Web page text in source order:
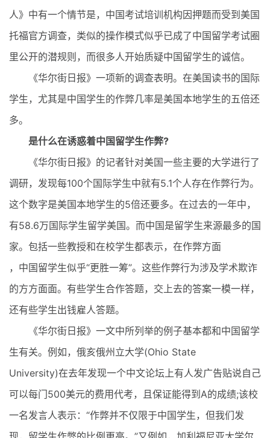
人》中有一个情节是，中国考试培训机构因押题而受到美国
托福官方调查，类似的操作模式似乎已成了中国留学考试圈
里公开的潜规则，而很多人开始质疑中国留学生的诚信。
《华尔街日报》一项新的调查表明。在美国读书的国际
学生，尤其是中国学生的作弊几率是美国本地学生的五倍还
多。
是什么在诱惑着中国留学生作弊?
《华尔街日报》的记者针对美国一些主要的大学进行了
调研，发现每100个国际学生中就有5.1个人存在作弊行为。
这个数字是美国本地学生的5倍还要多。在过去的一年中，
有58.6万国际学生留学美国。而中国是留学生来源最多的国
家。包括一些教授和在校学生都表示，在作弊方面
，中国留学生似乎“更胜一筹”。这些作弊行为涉及学术欺诈
的方方面面。有些学生合作答题，交上去的答案一模一样，
还有些学生出钱雇人答题。
《华尔街日报》一文中所列举的例子基本都和中国留学
生有关。例如，俄亥俄州立大学(Ohio State
University)在去年发现一个中文论坛上有人发广告贴说自己
可以每门500美元的费用代考，且保证能得到A的成绩;该校
一名发言人表示：“作弊并不仅限于中国学生，但我们发